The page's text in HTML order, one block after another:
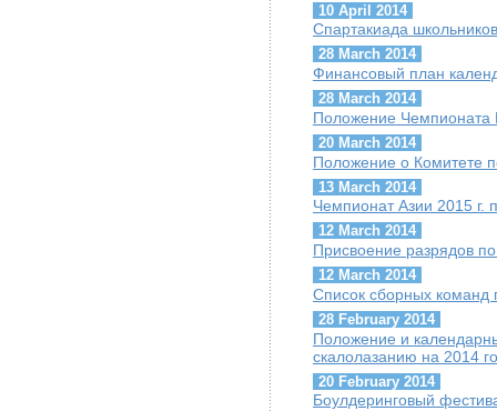
10 April 2014
Спартакиада
28 March 2014
Финансовый план
28 March 2014
Положение Чемпионата
20 March 2014
Положение о Комитете
13 March 2014
Чемпионат Азии 2015 г.
12 March 2014
Присвоение разрядов
12 March 2014
Список сборных команд
28 February 2014
Положение и
скалолазанию на 2014
20 February 2014
Боулдеринговый